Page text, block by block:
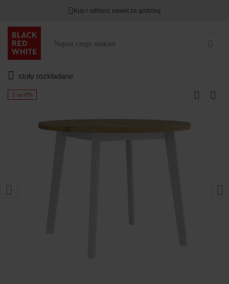
Kup i odbierz nawet za godzinę
stoły rozkładane
5 rat 0%